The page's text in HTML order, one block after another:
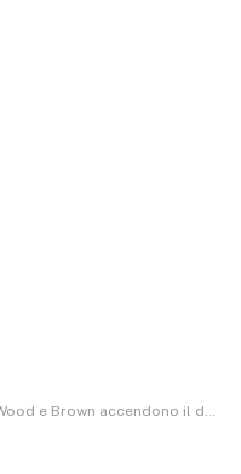
Brown accendono il duello inglese